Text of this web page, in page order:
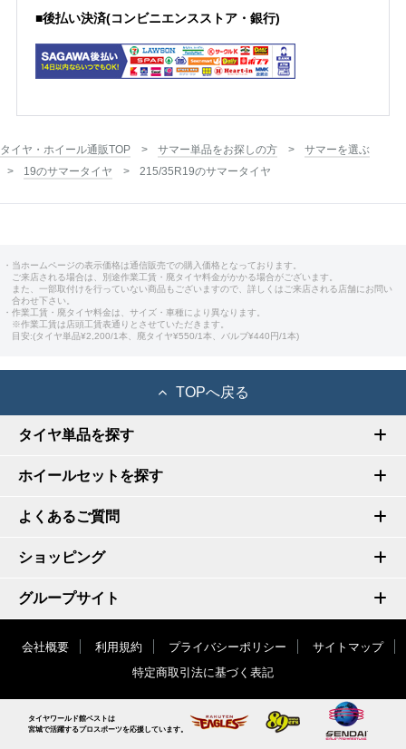
■後払い決済(コンビニエンスストア・銀行)
タイヤ・ホイール通販TOP サマー単品をお探しの方
サマーを選ぶ
19のサマータイヤ
215/35R19のサマータイヤ
・当ホームページの表示価格は通信販売での購入価格となっております。
ご来店される場合は、別途作業工賃・廃タイヤ料金がかかる場合がございます。
また、一部取付けを行っていない商品もございますので、詳しくはご来店される店舗にお問い
合わせ下さい。
・作業工賃・廃タイヤ料金は、サイズ・車種により異なります。
※作業工賃は店頭工賃表通りとさせていただきます。
目安:(タイヤ単品¥2,200/1本、廃タイヤ¥550/1本、バルブ¥440円/1本)
TOPへ戻る
タイヤ単品を探す
ホイールセットを探す
よくあるご質問
ショッピング
グループサイト
会社概要 利用規約 プライバシーポリシー
サイトマップ
特定商取引法に基づく表記
タイヤワールド館ベストは
宮城で活躍するプロスポーツを応援しています。